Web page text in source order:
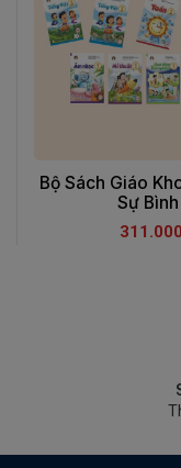
Bộ Sách Giáo
Sự Bình